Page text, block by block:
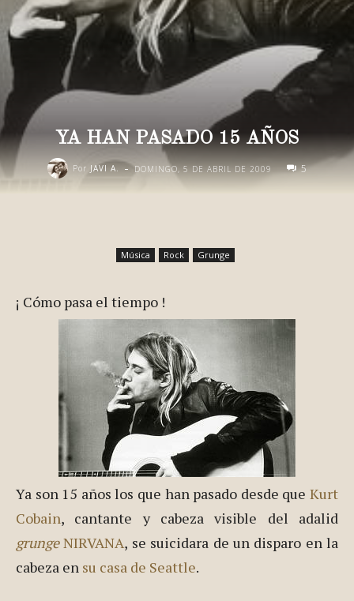
YA HAN PASADO 15 AÑOS
Por JAVI A. - DOMINGO, 5 DE ABRIL DE 2009 5
Música Rock Grunge
¡ Cómo pasa el tiempo !
Ya son 15 años los que han pasado desde que Kurt
Cobain, cantante y cabeza visible del adalid
grunge NIRVANA, se suicidara de un disparo en la
cabeza en su casa de Seattle.